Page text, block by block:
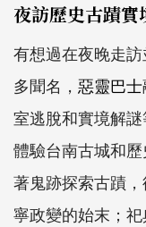
夜訪歷史古蹟實
有想過在夜晚走
多聞名， 惡靈巴士
室逃脫和實境解
體驗台南古城和
著鬼跡探索古蹟
寧政變的始末；